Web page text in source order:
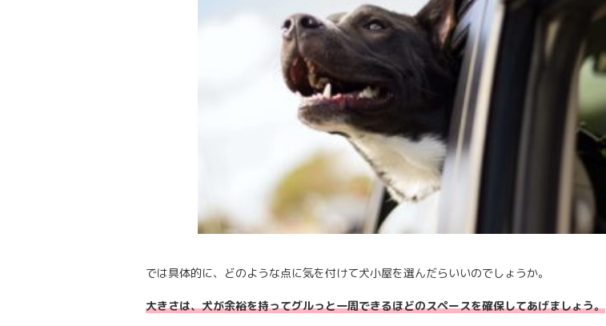
では具体的に、どのような点に気を付けて犬小屋を選んだらいいのでしょうか。
大きさは、犬が余裕を持ってグルっと一周できるほどのスペースを確保してあげましょう。